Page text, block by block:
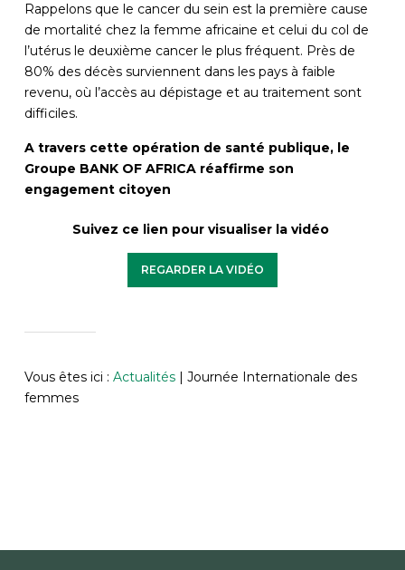
Rappelons que le cancer du sein est la première cause
de mortalité chez la femme africaine et celui du col de
l’utérus le deuxième cancer le plus fréquent. Près de
80% des décès surviennent dans les pays à faible
revenu, où l’accès au dépistage et au traitement sont
difficiles.
A travers cette opération de santé publique, le
Groupe BANK OF AFRICA réaffirme son
engagement citoyen
Suivez ce lien pour visualiser la vidéo
REGARDER LA VIDÉO
Vous êtes ici : Actualités| Journée Internationale des
femmes